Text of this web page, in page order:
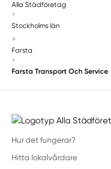
Alla Städföretag
»
Stockholms län
»
Farsta
»
Farsta Transport Och Service
Hur det fungerar?
Hitta lokalvårdare